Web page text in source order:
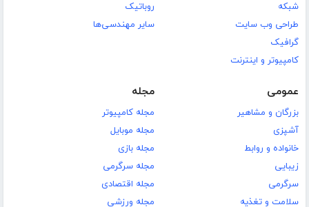
شبکه
طراحی وب سایت
گرافیک
کامپیوتر و اینترنت
روباتیک
سایر مهندسی‌ها
عمومی
بزرگان و مشاهیر
آشپزی
خانواده و روابط
زیبایی
سرگرمی
سلامت و تغذیه
مجله
مجله کامپیوتر
مجله موبایل
مجله بازی
مجله سرگرمی
مجله اقتصادی
مجله ورزشی